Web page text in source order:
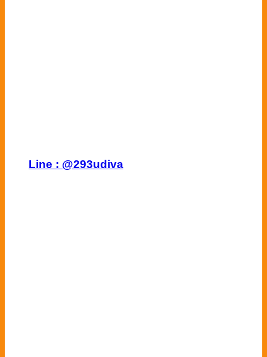
Line : @293udiva